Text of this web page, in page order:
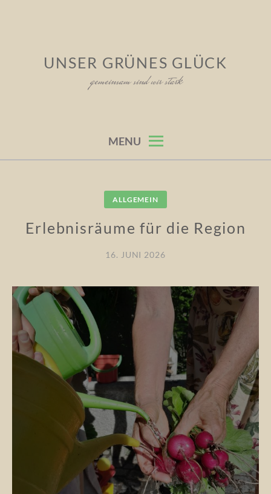
UNSER GRÜNES GLÜCK
gemeinsam sind wir stark
MENU
ALLGEMEIN
Erlebnisräume für die Region
16. JUNI 2026